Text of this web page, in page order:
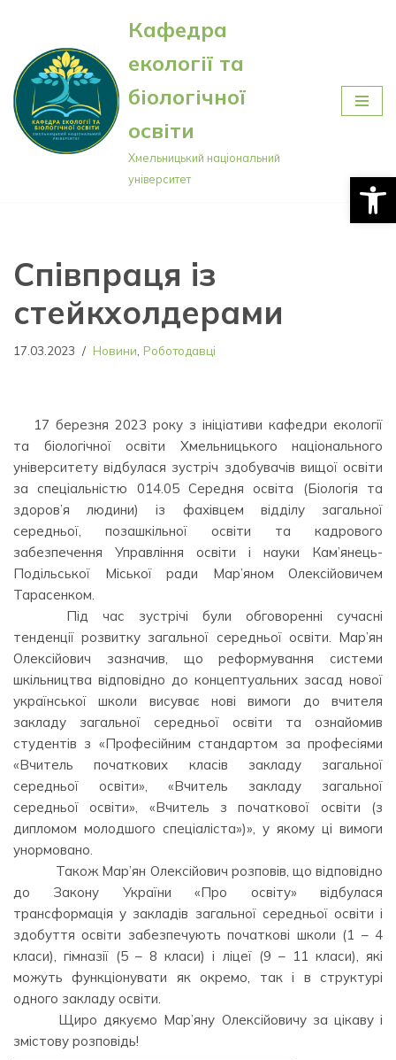
Перейти
до
вмісту
Кафедра
екології та
біологічної
освіти
Хмельницький національний
університет
Співпраця із
стейкхолдерами
17.03.2023 Новини Роботодавці
17 березня 2023 року з ініціативи кафедри екології
та біологічної освіти Хмельницького національного
університету відбулася зустріч здобувачів вищої освіти
за спеціальністю 014.05 Середня освіта (Біологія та
здоров’я людини) із фахівцем відділу загальної
середньої, позашкільної освіти та кадрового
забезпечення Управління освіти і науки Кам’янець-
Подільської Міської ради Мар’яном Олексійовичем
Тарасенком.
⠀⠀⠀ ⠀Під час зустрічі були обговоренні сучасні
тенденції розвитку загальної середньої освіти. Мар’ян
Олексійович зазначив, що реформування системи
шкільництва відповідно до концептуальних засад нової
української школи висуває нові вимоги до вчителя
закладу загальної середньої освіти та ознайомив
студентів з «Професійним стандартом за професіями
«Вчитель початкових класів закладу загальної
середньої освіти», «Вчитель закладу загальної
середньої освіти», «Вчитель з початкової освіти (з
дипломом молодшого спеціаліста»)», у якому ці вимоги
унормовано.⠀⠀⠀ ⠀
⠀⠀⠀ ⠀Також Мар’ян Олексійович розповів, що відповідно
до Закону України «Про освіту» відбулася
трансформація у закладів загальної середньої освіти і
здобуття освіти забезпечують початкові школи (1 – 4
класи), гімназії (5 – 8 класи) і ліцеї (9 – 11 класи), які
можуть функціонувати як окремо, так і в структурі
одного закладу освіти.
⠀⠀⠀ ⠀Щиро дякуємо Мар’яну Олексійовичу за цікаву і
змістову розповідь!